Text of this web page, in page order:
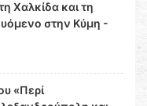
Χαλκίδα και τη
στην Κύμη -
«Περί